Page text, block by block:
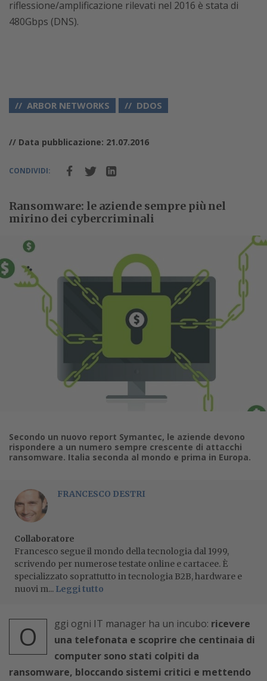
riflessione/amplificazione rilevati nel 2016 è stata di
480Gbps (DNS).
ARBOR NETWORKS DDOS
// Data pubblicazione: 21.07.2016
CONDIVIDI:
Ransomware: le aziende sempre più nel
mirino dei cybercriminali
Secondo un nuovo report Symantec, le aziende devono
rispondere a un numero sempre crescente di attacchi
ransomware. Italia seconda al mondo e prima in Europa.
FRANCESCO DESTRI
Collaboratore
Francesco segue il mondo della tecnologia dal 1999,
scrivendo per numerose testate online e cartacee. È
specializzato soprattutto in tecnologia B2B, hardware e
nuovi m... Leggi tutto
O ggi ogni IT manager ha un incubo: ricevere
una telefonata e scoprire che centinaia di
computer sono stati colpiti da
ransomware, bloccando sistemi critici e mettendo